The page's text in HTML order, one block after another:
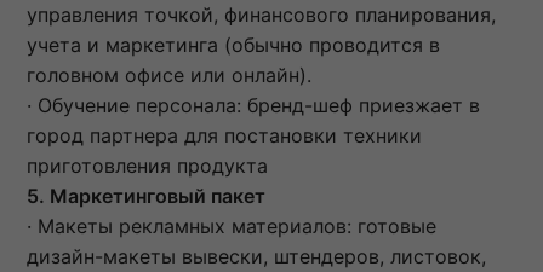
управления точкой, финансового планирования,
учета и маркетинга (обычно проводится в
головном офисе или онлайн).
· Обучение персонала: бренд-шеф приезжает в
город партнера для постановки техники
приготовления продукта
5. Маркетинговый пакет
· Макеты рекламных материалов: готовые
дизайн-макеты вывески, штендеров, листовок,